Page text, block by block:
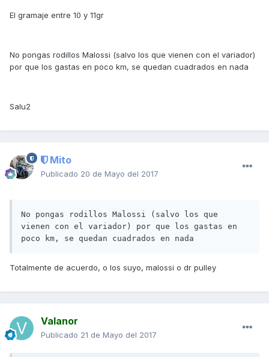
El gramaje entre 10 y 11gr
No pongas rodillos Malossi (salvo los que vienen con el variador)
por que los gastas en poco km, se quedan cuadrados en nada
Salu2
Mito
Publicado 20 de Mayo del 2017
No pongas rodillos Malossi (salvo los que
vienen con el variador) por que los gastas en
poco km, se quedan cuadrados en nada
Totalmente de acuerdo, o los suyo, malossi o dr pulley
Valanor
Publicado 21 de Mayo del 2017